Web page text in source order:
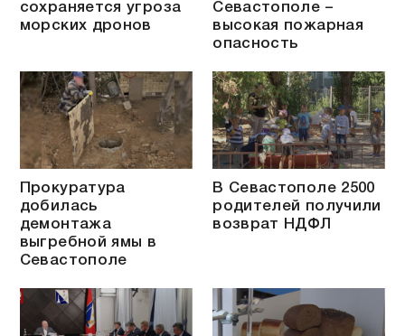
сохраняется угроза
морских дронов
Севастополе –
высокая пожарная
опасность
Прокуратура
добилась
демонтажа
выгребной ямы в
Севастополе
В Севастополе 2500
родителей получили
возврат НДФЛ